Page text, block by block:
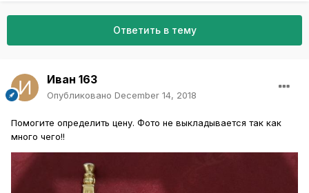
Ответить в тему
Иван 163
Опубликовано December 14, 2018
Помогите определить цену. Фото не выкладывается так как
много чего!!